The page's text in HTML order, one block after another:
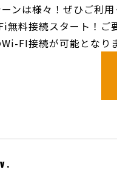
ンは様々！ぜひご利用
無料接続スタート！ご
FI接続が可能となり